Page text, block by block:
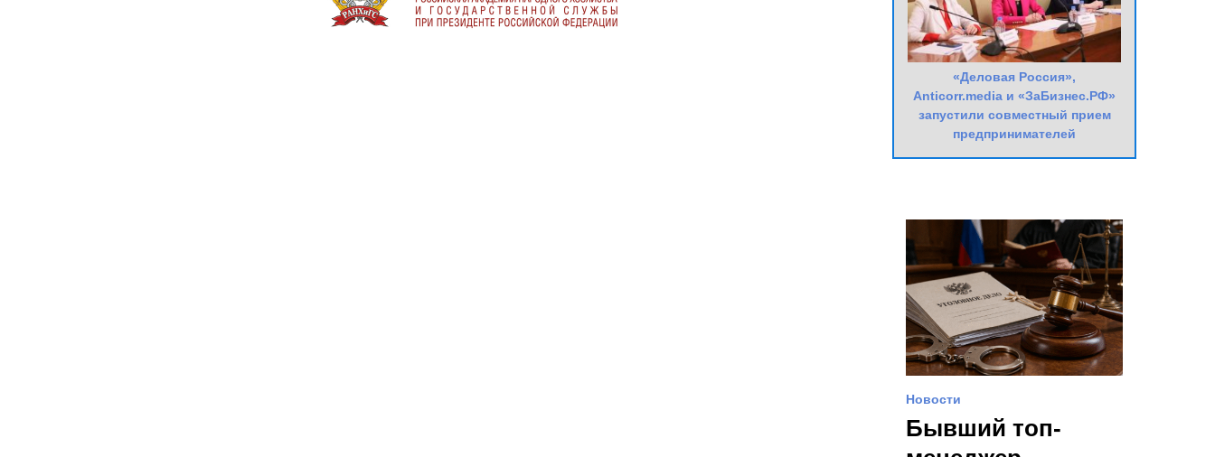
«Деловая Россия»,
Anticorr.media и «ЗаБизнес.РФ»
запустили совместный прием
предпринимателей
Новости
Бывший топ-